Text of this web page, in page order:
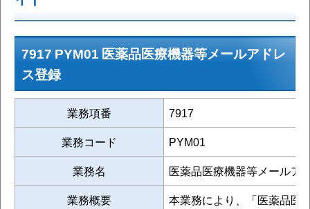
7917 PYM01 医薬品医療機器等メールアドレ
ス登録
業務項番
7917
業務コード
PYM01
業務名
医薬品医療機器等メールア
業務概要
本業務により、「医薬品医